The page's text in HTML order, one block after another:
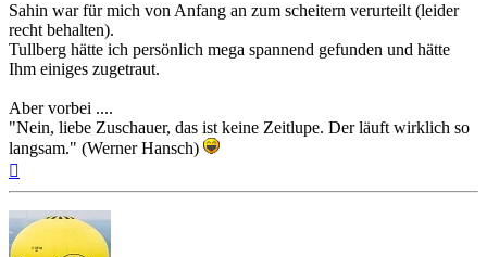
Sahin war für mich von Anfang an zum scheitern verurteilt (leider
recht behalten).
Tullberg hätte ich persönlich mega spannend gefunden und hätte
Ihm einiges zugetraut.
Aber vorbei ....
"Nein, liebe Zuschauer, das ist keine Zeitlupe. Der läuft wirklich so
langsam." (Werner Hansch)